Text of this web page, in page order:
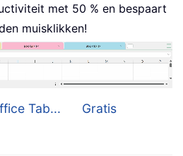
met 50 % en bespaart
muisklikken!
Tab...
Gratis